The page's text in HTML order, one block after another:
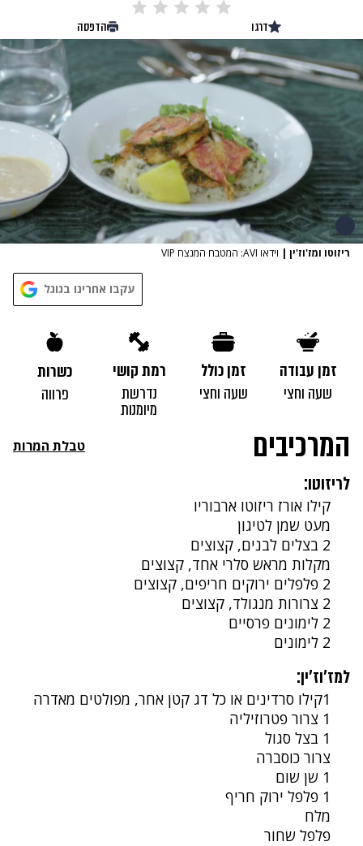
דרגו הדפסה
ריזוטו ומז'וז'ין | וידאו AVI: המטבח המנצח VIP
עקבו אחרינו בגוגל
זמן עבודה
שעה וחצי
זמן כולל
שעה וחצי
רמת קושי
נדרשת
מיומנות
כשרות
פרווה
המרכיבים טבלת המרות
לריזוטו:
קילו אורז ריזוטו ארבוריו
מעט שמן לטיגון
2 בצלים לבנים, קצוצים
מקלות מראש סלרי אחד, קצוצים
2 פלפלים ירוקים חריפים, קצוצים
2 צרורות מנגולד, קצוצים
2 לימונים פרסיים
2 לימונים
למז'וז'ין:
1קילו סרדינים או כל דג קטן אחר, מפולטים מאדרה
1 צרור פטרוזיליה
1 בצל סגול
צרור כוסברה
1 שן שום
1 פלפל ירוק חריף
מלח
פלפל שחור